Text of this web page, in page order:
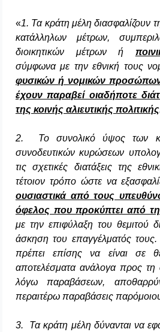
«1. Τα κράτη μέλη διασφαλίζουν
κατάλληλων μέτρων,
διοικητικών μέτρων ή
σύμφωνα με την εθνική τους
φυσικών ή νομικών προσώπων
έχουν παραβεί οιαδήποτε
της κοινής αλιευτικής πολιτικής
2. Το συνολικό ύψος των
συνοδευτικών κυρώσεων
τις σχετικές διατάξεις της
τέτοιον τρόπο ώστε να
ουσιαστικά από τους
όφελος που προκύπτει από
με την επιφύλαξη του θεμιτού
άσκηση του επαγγέλματός
πρέπει επίσης να είναι σε
αποτελέσματα ανάλογα προς τη
λόγω παραβάσεων,
περαιτέρω παραβάσεις
3. Τα κράτη μέλη δύνανται να